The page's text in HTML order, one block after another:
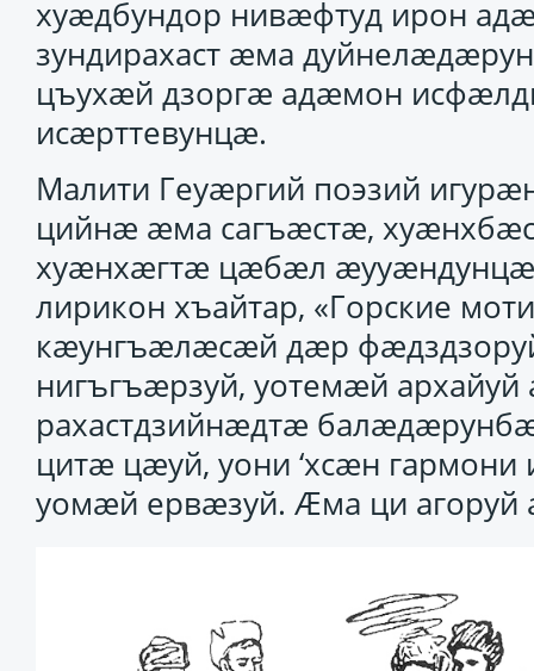
хуӕдбундор нивӕфтуд ирон
зундирахаст ӕма
цъухӕй дзоргӕ адӕмон
исӕрттевунцӕ.
Малити Геуӕргий поэзий
цийнӕ ӕма сагъӕстӕ,
хуӕнхӕгтӕ цӕбӕл
лирикон хъайтар, «Горские
кӕунгъӕлӕсӕй дӕр
нигъгъӕрзуй, уотемӕй
рахастдзийнӕдтӕ
цитӕ цӕуй, уони ‘хсӕн
уомӕй ервӕзуй. Ӕма ци агоруй